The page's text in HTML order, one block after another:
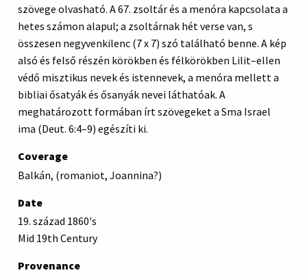
szövege olvasható. A 67. zsoltár és a menóra kapcsolata a
hetes számon alapul; a zsoltárnak hét verse van, s
összesen negyvenkilenc (7 x 7) szó található benne. A kép
alsó és felső részén körökben és félkörökben Lilit–ellen
védő misztikus nevek és istennevek, a menóra mellett a
bibliai ősatyák és ősanyák nevei láthatóak. A
meghatározott formában írt szövegeket a Sma Israel
ima (Deut. 6:4–9) egészíti ki.
Coverage
Balkán, (romaniot, Joannina?)
Date
19. század 1860's
Mid 19th Century
Provenance